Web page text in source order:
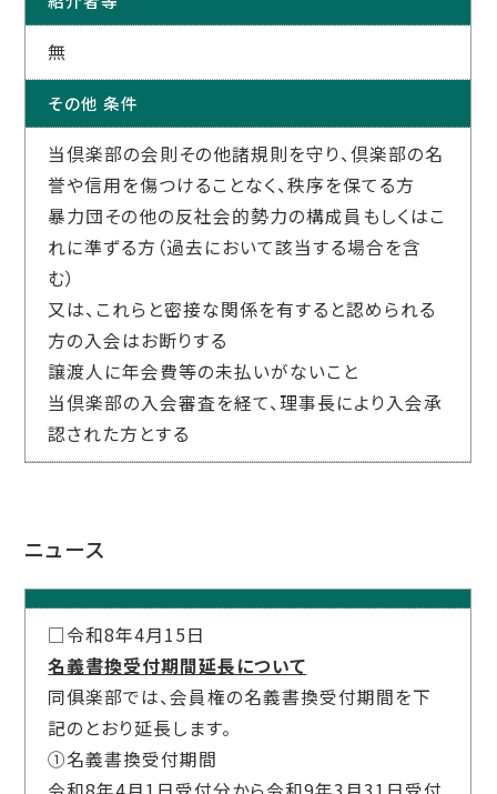
無
その他 条件
当倶楽部の会則その他諸規則を守り、倶楽部の名
誉や信用を傷つけることなく、秩序を保てる方
暴力団その他の反社会的勢力の構成員もしくはこ
れに準ずる方（過去において該当する場合を含
む）
又は、これらと密接な関係を有すると認められる
方の入会はお断りする
譲渡人に年会費等の未払いがないこと
当倶楽部の入会審査を経て、理事長により入会承
認された方とする
ニュース
□令和8年4月15日
名義書換受付期間延長について
同俱楽部では、会員権の名義書換受付期間を下
記のとおり延長します。
①名義書換受付期間